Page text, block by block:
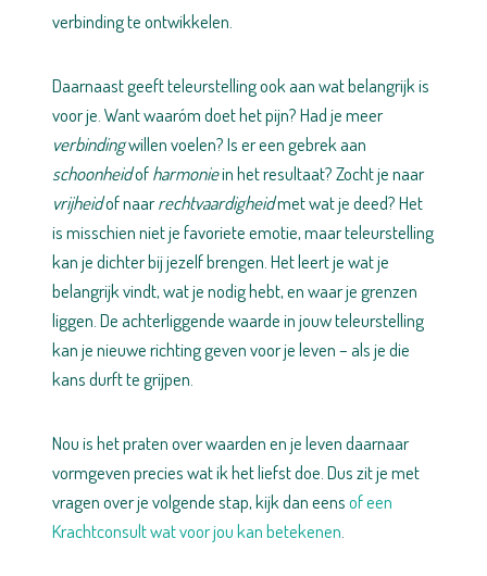
verbinding te ontwikkelen.
Daarnaast geeft teleurstelling ook aan wat belangrijk is
voor je. Want waaróm doet het pijn? Had je meer
verbindingwillen voelen? Is er een gebrek aan
schoonheidofharmoniein het resultaat? Zocht je naar
vrijheidof naarrechtvaardigheidmet wat je deed? Het
is misschien niet je favoriete emotie, maar teleurstelling
kan je dichter bij jezelf brengen. Het leert je wat je
belangrijk vindt, wat je nodig hebt, en waar je grenzen
liggen. De achterliggende waarde in jouw teleurstelling
kan je nieuwe richting geven voor je leven – als je die
kans durft te grijpen.
Nou is het praten over waarden en je leven daarnaar
vormgeven precies wat ik het liefst doe. Dus zit je met
vragen over je volgende stap, kijk dan eensof een
Krachtconsult wat voor jou kan betekenen